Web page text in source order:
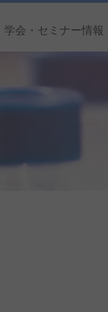
学会・セミナー情報